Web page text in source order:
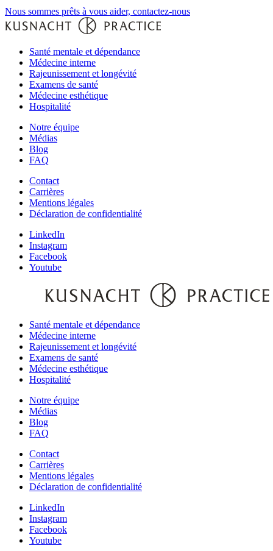
Nous sommes prêts à vous aider, contactez-nous
Santé mentale et dépendance
Médecine interne
Rajeunissement et longévité
Examens de santé
Médecine esthétique
Hospitalité
Notre équipe‌
Médias
Blog
FAQ
Contact
Carrières
Mentions légales
Déclaration de confidentialité
LinkedIn
Instagram
Facebook
Youtube
Santé mentale et dépendance
Médecine interne
Rajeunissement et longévité
Examens de santé
Médecine esthétique
Hospitalité
Notre équipe‌
Médias
Blog
FAQ
Contact
Carrières
Mentions légales
Déclaration de confidentialité
LinkedIn
Instagram
Facebook
Youtube